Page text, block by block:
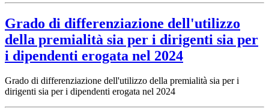
Grado di differenziazione dell'utilizzo
della premialità sia per i dirigenti sia per
i dipendenti erogata nel 2024
Grado di differenziazione dell'utilizzo della premialità sia per i
dirigenti sia per i dipendenti erogata nel 2024